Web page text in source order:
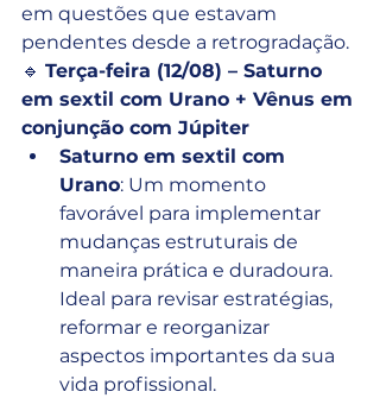
em questões que estavam
pendentes desde a retrogradação.
🔹 Terça-feira (12/08) – Saturno
em sextil com Urano + Vênus em
conjunção com Júpiter
Saturno em sextil com
Urano: Um momento
favorável para implementar
mudanças estruturais de
maneira prática e duradoura.
Ideal para revisar estratégias,
reformar e reorganizar
aspectos importantes da sua
vida profissional.